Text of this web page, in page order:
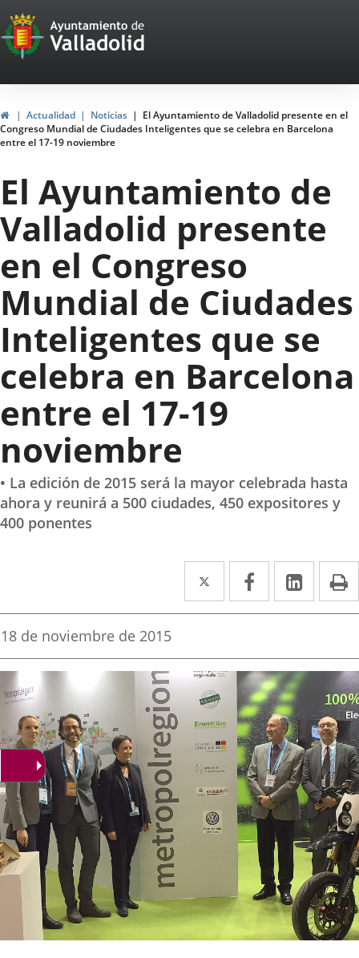
Portal
Web
del
Ayuntamiento
de
Valladolid
InicioActualidad Noticias
El Ayuntamiento de Valladolid presente en el
Congreso Mundial de Ciudades Inteligentes que se celebra en Barcelona
entre el 17-19 noviembre
El Ayuntamiento de
Valladolid presente
en el Congreso
Mundial de Ciudades
Inteligentes que se
celebra en Barcelona
entre el 17-19
noviembre
• La edición de 2015 será la mayor celebrada hasta
ahora y reunirá a 500 ciudades, 450 expositores y
400 ponentes
Twitter
Enlace
a
aplicación
externa.
Facebook
Enlace
a
aplicación
externa.
Enlace
a
Fecha
la
noticia
18 de noviembre de 2015